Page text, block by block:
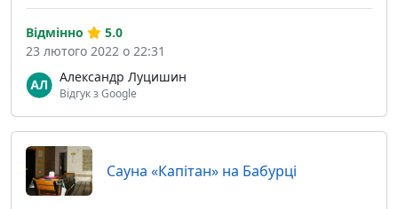
Александр Луцишин
Відгук з Google
Відмінно
5.0
23 лютого 2022 о 22:31
Сауна «Капітан» на Бабурці